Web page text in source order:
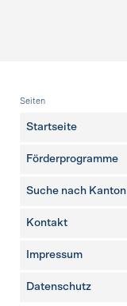
Fusszeile
Seiten
Startseite
Förderprogramme
Suche nach Kanton
weitere Seiten
Kontakt
Impressum
Datenschutz